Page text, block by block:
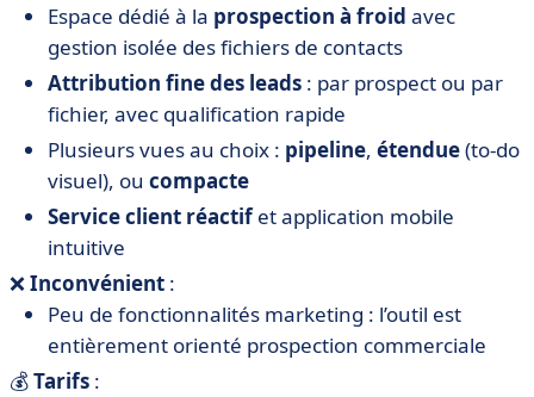
Espace dédié à la prospection à froid avec
gestion isolée des fichiers de contacts
Attribution fine des leads : par prospect ou par
fichier, avec qualification rapide
Plusieurs vues au choix : pipeline, étendue(to-do
visuel), ou compacte
Service client réactifet application mobile
intuitive
❌Inconvénient :
Peu de fonctionnalités marketing : l’outil est
entièrement orienté prospection commerciale
💰Tarifs :